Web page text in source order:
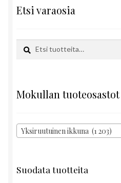
Etsi varaosia
Etsi:
Haku
Mokullan tuoteosastot
Yksiruutuinen ikkuna (1 203)
Suodata tuotteita